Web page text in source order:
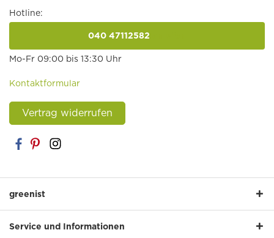
Hotline:
040 47112582
Mo-Fr 09:00 bis 13:30 Uhr
Kontaktformular
Vertrag widerrufen
greenist
Service und Informationen